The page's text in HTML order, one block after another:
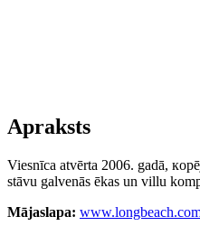
Apraksts
Viesnīca atvērta 2006. gadā,
stāvu galvenās ēkas un villu
Mājaslapa: